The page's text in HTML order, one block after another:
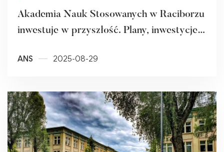
Akademia Nauk Stosowanych w Raciborzu
inwestuje w przyszłość. Plany, inwestycje,
ANS 2025-08-29